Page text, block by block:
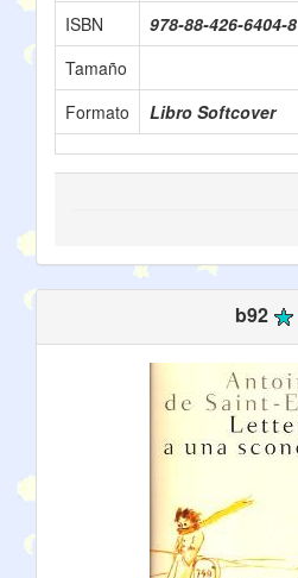
ISBN
978-88-426-6404-8
Tamaño
Formato
Libro Softcover
b92